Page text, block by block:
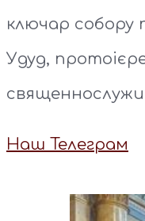
ключар собору
Удуд,
Наш Телеграм